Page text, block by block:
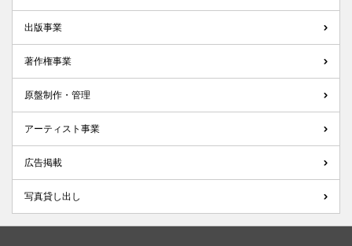
出版事業
著作権事業
原盤制作・管理
アーティスト事業
広告掲載
写真貸し出し